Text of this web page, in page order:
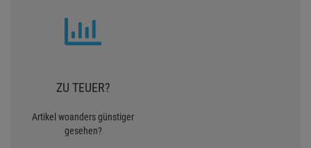
ZU TEUER?
Artikel woanders günstiger
gesehen?